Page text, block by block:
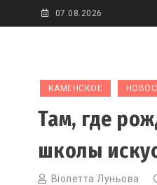
to
07.08.2026
КАМЕНСКОЕ
Там, где
школы
Віолетта Луньова